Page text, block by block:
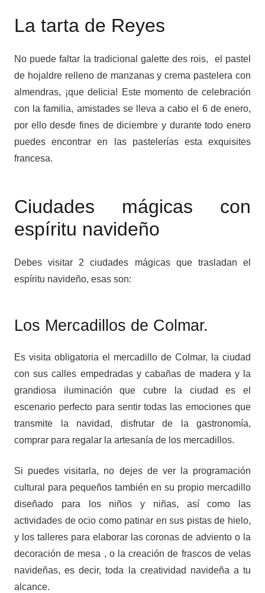
La tarta de Reyes
No puede faltar la tradicional galette des rois, el pastel
de hojaldre relleno de manzanas y crema pastelera con
almendras, ¡que delicia! Este momento de celebración
con la familia, amistades se lleva a cabo el 6 de enero,
por ello desde fines de diciembre y durante todo enero
puedes encontrar en las pastelerías esta exquisites
francesa.
Ciudades mágicas con
espíritu navideño
Debes visitar 2 ciudades mágicas que trasladan el
espíritu navideño, esas son:
Los Mercadillos de Colmar.
Es visita obligatoria el mercadillo de Colmar, la ciudad
con sus calles empedradas y cabañas de madera y la
grandiosa iluminación que cubre la ciudad es el
escenario perfecto para sentir todas las emociones que
transmite la navidad, disfrutar de la gastronomía,
comprar para regalar la artesanía de los mercadillos.
Si puedes visitarla, no dejes de ver la programación
cultural para pequeños también en su propio mercadillo
diseñado para los niños y niñas, así como las
actividades de ocio como patinar en sus pistas de hielo,
y los talleres para elaborar las coronas de adviento o la
decoración de mesa , o la creación de frascos de velas
navideñas, es decir, toda la creatividad navideña a tu
alcance.